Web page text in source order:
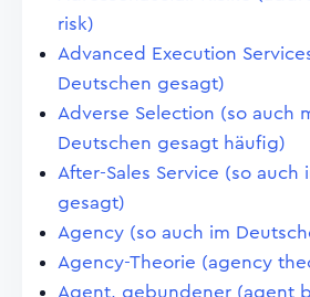
risk)
Advanced Execution
Deutschen gesagt)
Adverse Selection (so auch
Deutschen gesagt häufig)
After-Sales Service (so auch
gesagt)
Agency (so auch im
Agency-Theorie (agency
Agent, gebundener (agent